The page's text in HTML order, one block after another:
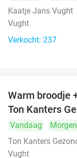
Kaatje Jans Vught
Vught
Verkocht: 237
Warm broodje
Ton Kanters
Vandaag Morgen
Ton Kanters
Vught